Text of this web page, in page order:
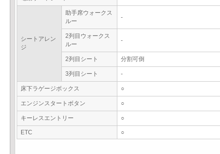
シートアレン
ジ
助手席ウォークス
ルー
-
2列目ウォークス
ルー
-
2列目シート 分割可倒
3列目シート -
床下ラゲージボックス ○
エンジンスタートボタン ○
キーレスエントリー ○
ETC ○